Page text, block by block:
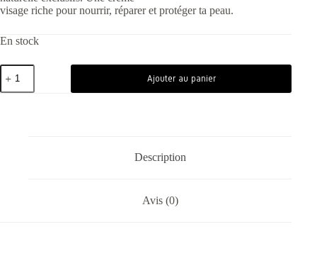
visage riche pour nourrir, réparer et protéger ta peau.
En stock
Ajouter au panier
Description
Avis (0)